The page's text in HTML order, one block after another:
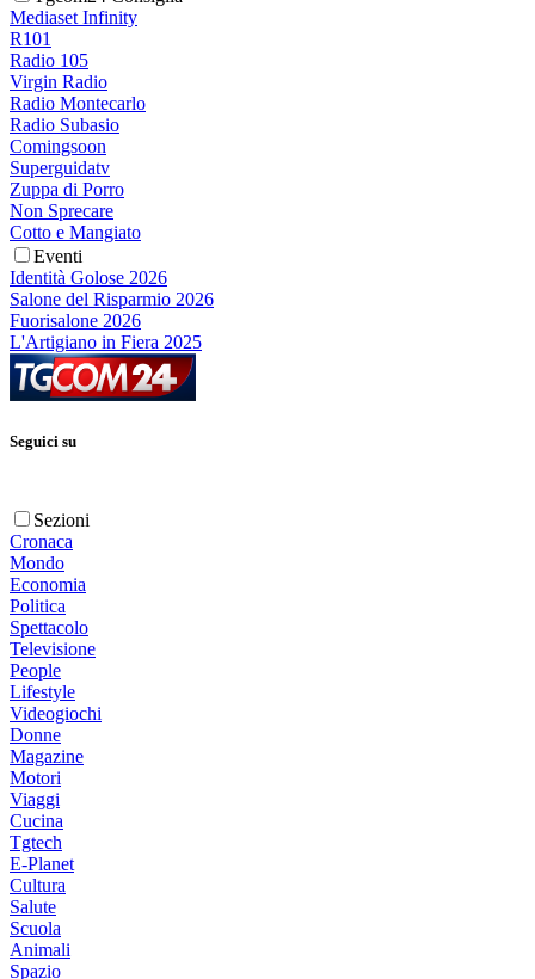
Mediaset Infinity
R101
Radio 105
Virgin Radio
Radio Montecarlo
Radio Subasio
Comingsoon
Superguidatv
Zuppa di Porro
Non Sprecare
Cotto e Mangiato
Eventi
Identità Golose 2026
Salone del Risparmio 2026
Fuorisalone 2026
L'Artigiano in Fiera 2025
Seguici su
Sezioni
Cronaca
Mondo
Economia
Politica
Spettacolo
Televisione
People
Lifestyle
Videogiochi
Donne
Magazine
Motori
Viaggi
Cucina
Tgtech
E-Planet
Cultura
Salute
Scuola
Animali
Spazio